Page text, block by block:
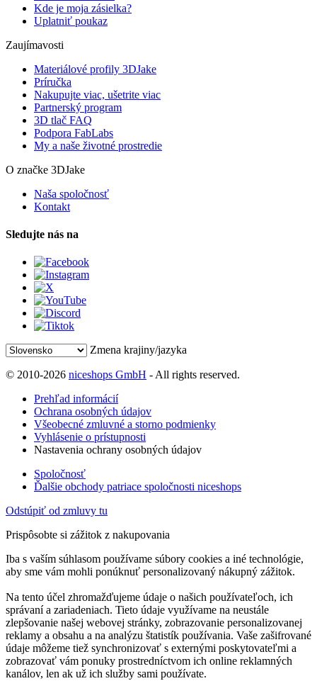
Kde je moja zásielka?
Uplatniť poukaz
Zaujímavosti
Materiálové profily 3DJake
Príručka
Nakupujte viac, ušetrite viac
Partnerský program
3D tlač FAQ
Podpora FabLabs
My a naše životné prostredie
O značke 3DJake
Naša spoločnosť
Kontakt
Sledujte nás na
Zmena krajiny/jazyka
© 2010-2026 niceshops GmbH - All rights reserved.
Prehľad informácií
Ochrana osobných údajov
Všeobecné zmluvné a storno podmienky
Vyhlásenie o prístupnosti
Nastavenia ochrany osobných údajov
Spoločnosť
Ďalšie obchody patriace spoločnosti niceshops
Odstúpiť od zmluvy tu
Prispôsobte si zážitok z nakupovania
Iba s vaším súhlasom používame súbory cookies a iné technológie,
aby sme vám mohli ponúknuť personalizovaný nákupný zážitok.
Na tento účel zhromažďujeme údaje o našich používateľoch, ich
správaní a zariadeniach. Tieto údaje využívame na neustále
zlepšovanie našej webovej stránky, zobrazovanie personalizovanej
reklamy a obsahu a na analýzu štatistík používania. Vaše zašifrované
údaje môžeme tiež synchronizovať s externými poskytovateľmi a
zobrazovať vám ponuky prostredníctvom ich online reklamných
kanálov, len ak už ich služby sami používate.